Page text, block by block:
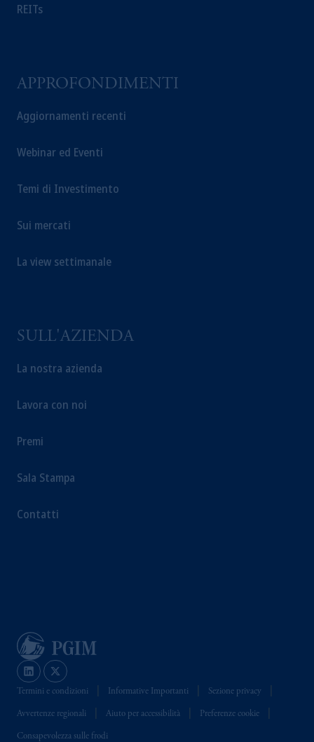
REITs
APPROFONDIMENTI
Aggiornamenti recenti
Webinar ed Eventi
Temi di Investimento
Sui mercati
La view settimanale
SULL'AZIENDA
La nostra azienda
Lavora con noi
Premi
Sala Stampa
Contatti
Termini e condizioni Informative Importanti Sezione privacy
Avvertenze regionali Aiuto per accessibilità Preferenze cookie
Consapevolezza sulle frodi